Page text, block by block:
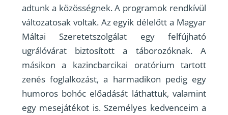
adtunk a közösségnek. A programok rendkívül
változatosak voltak. Az egyik délelőtt a Magyar
Máltai Szeretetszolgálat egy felfújható
ugrálóvárat biztosított a táborozóknak. A
másikon a kazincbarcikai oratórium tartott
zenés foglalkozást, a harmadikon pedig egy
humoros bohóc előadását láthattuk, valamint
egy mesejátékot is. Személyes kedvenceim a